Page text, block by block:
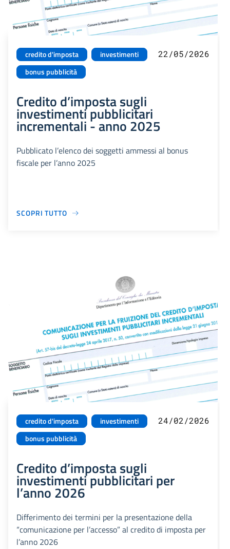
credito d'imposta
investimenti
bonus pubblicità
22/05/2026
Credito d’imposta sugli
investimenti pubblicitari
incrementali - anno 2025
Pubblicato l’elenco dei soggetti ammessi al bonus
fiscale per l’anno 2025
SCOPRI TUTTO
credito d'imposta
investimenti
bonus pubblicità
24/02/2026
Credito d’imposta sugli
investimenti pubblicitari per
l’anno 2026
Differimento dei termini per la presentazione della
“comunicazione per l’accesso” al credito di imposta per
l’anno 2026